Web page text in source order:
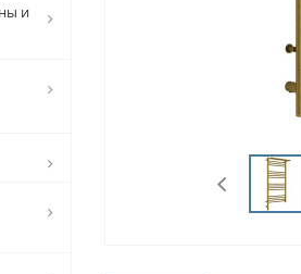
и